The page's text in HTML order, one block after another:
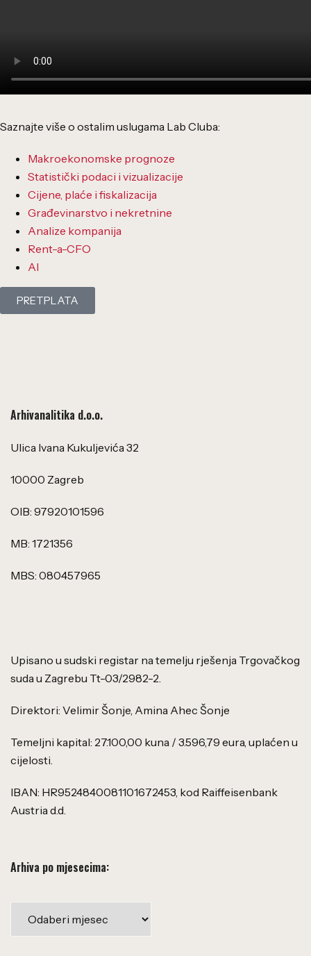
Saznajte više o ostalim uslugama Lab Cluba:
Makroekonomske prognoze
Statistički podaci i vizualizacije
Cijene, plaće i fiskalizacija
Građevinarstvo i nekretnine
Analize kompanija
Rent-a-CFO
AI
PRETPLATA
Arhivanalitika d.o.o.
Ulica Ivana Kukuljevića 32
10000 Zagreb
OIB: 97920101596
MB: 1721356
MBS: 080457965
Upisano u sudski registar na temelju rješenja Trgovačkog
suda u Zagrebu Tt-03/2982-2.
Direktori: Velimir Šonje, Amina Ahec Šonje
Temeljni kapital: 27.100,00 kuna / 3.596,79 eura, uplaćen u
cijelosti.
IBAN: HR9524840081101672453, kod Raiffeisenbank
Austria d.d.
Arhiva po mjesecima: